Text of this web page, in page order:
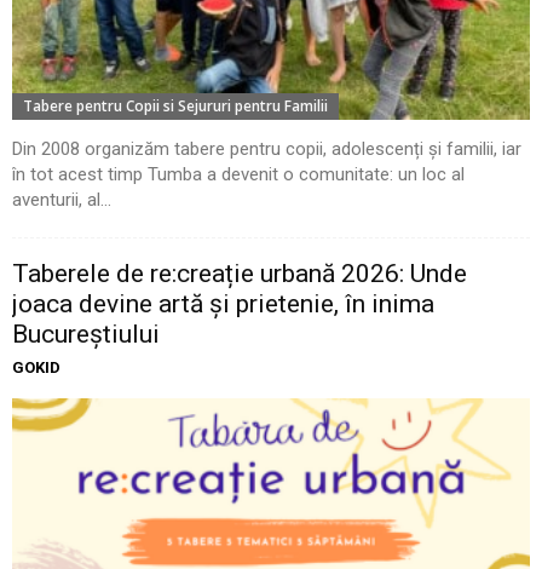
Tabere pentru Copii si Sejururi pentru Familii
Din 2008 organizăm tabere pentru copii, adolescenți și familii, iar
în tot acest timp Tumba a devenit o comunitate: un loc al
aventurii, al...
Taberele de re:creație urbană 2026: Unde
joaca devine artă și prietenie, în inima
Bucureștiului
GOKID